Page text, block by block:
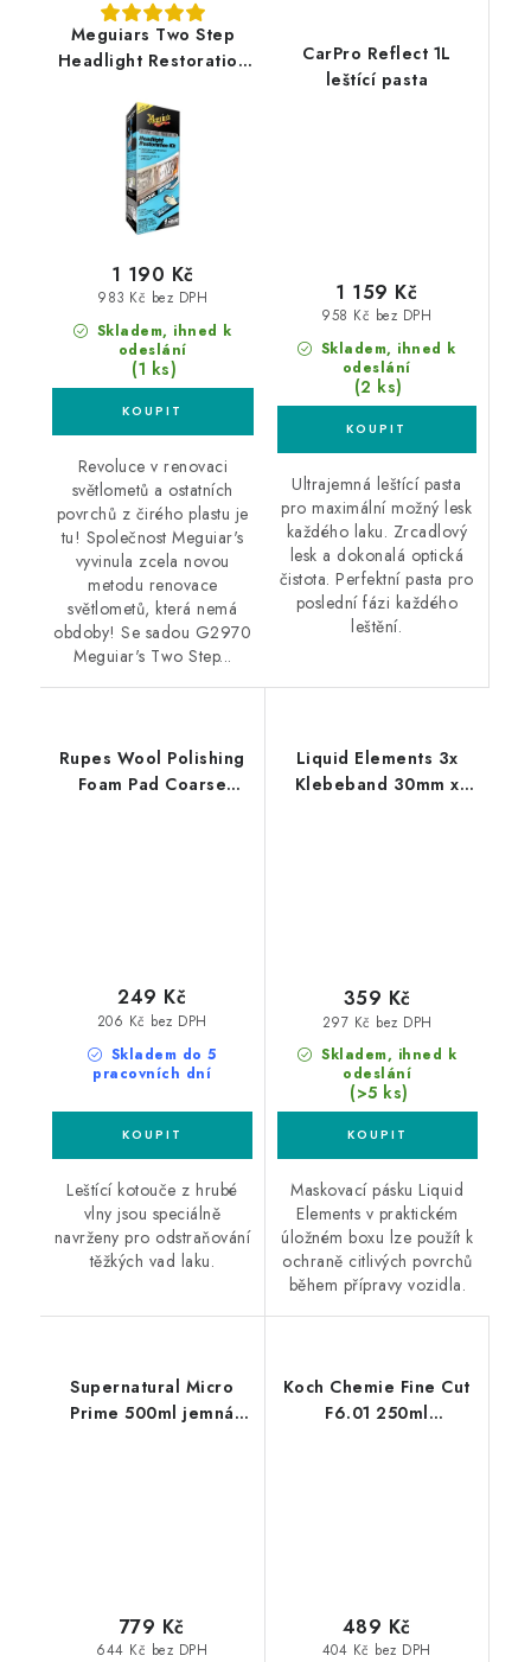
Meguiars Two Step
Headlight Restoration
středně poškozených
světlometů
Skladem, ihned k
odeslání
(1 ks)
983 Kč bez DPH
1 190 Kč
Revoluce v renovaci
světlometů a ostatních
povrchů z čirého plastu je
tu! Společnost Meguiar's
vyvinula zcela novou
metodu renovace
světlometů, která nemá
obdoby! Se sadou G2970
Meguiar's Two Step...
CarPro Reflect 1L
leštící pasta
Skladem, ihned k
odeslání
(2 ks)
958 Kč bez DPH
1 159 Kč
Ultrajemná leštící pasta
pro maximální možný lesk
každého laku. Zrcadlový
lesk a dokonalá optická
čistota. Perfektní pasta pro
poslední fázi každého
leštění.
Rupes Wool Polishing
Foam Pad Coarse
Skladem do 5
pracovních dní
206 Kč bez DPH
249 Kč
Leštící kotouče z hrubé
vlny jsou speciálně
navrženy pro odstraňování
těžkých vad laku.
Liquid Elements 3x
Klebeband 30mm x
Skladem, ihned k
odeslání
(>5 ks)
297 Kč bez DPH
359 Kč
Maskovací pásku Liquid
Elements v praktickém
úložném boxu lze použít k
ochraně citlivých povrchů
během přípravy vozidla.
Supernatural Micro
Prime 500ml jemná
644 Kč bez DPH
779 Kč
Koch Chemie Fine Cut
F6.01 250ml
404 Kč bez DPH
489 Kč